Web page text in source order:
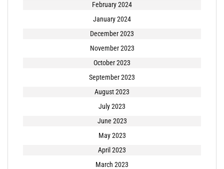
February 2024
January 2024
December 2023
November 2023
October 2023
September 2023
August 2023
July 2023
June 2023
May 2023
April 2023
March 2023